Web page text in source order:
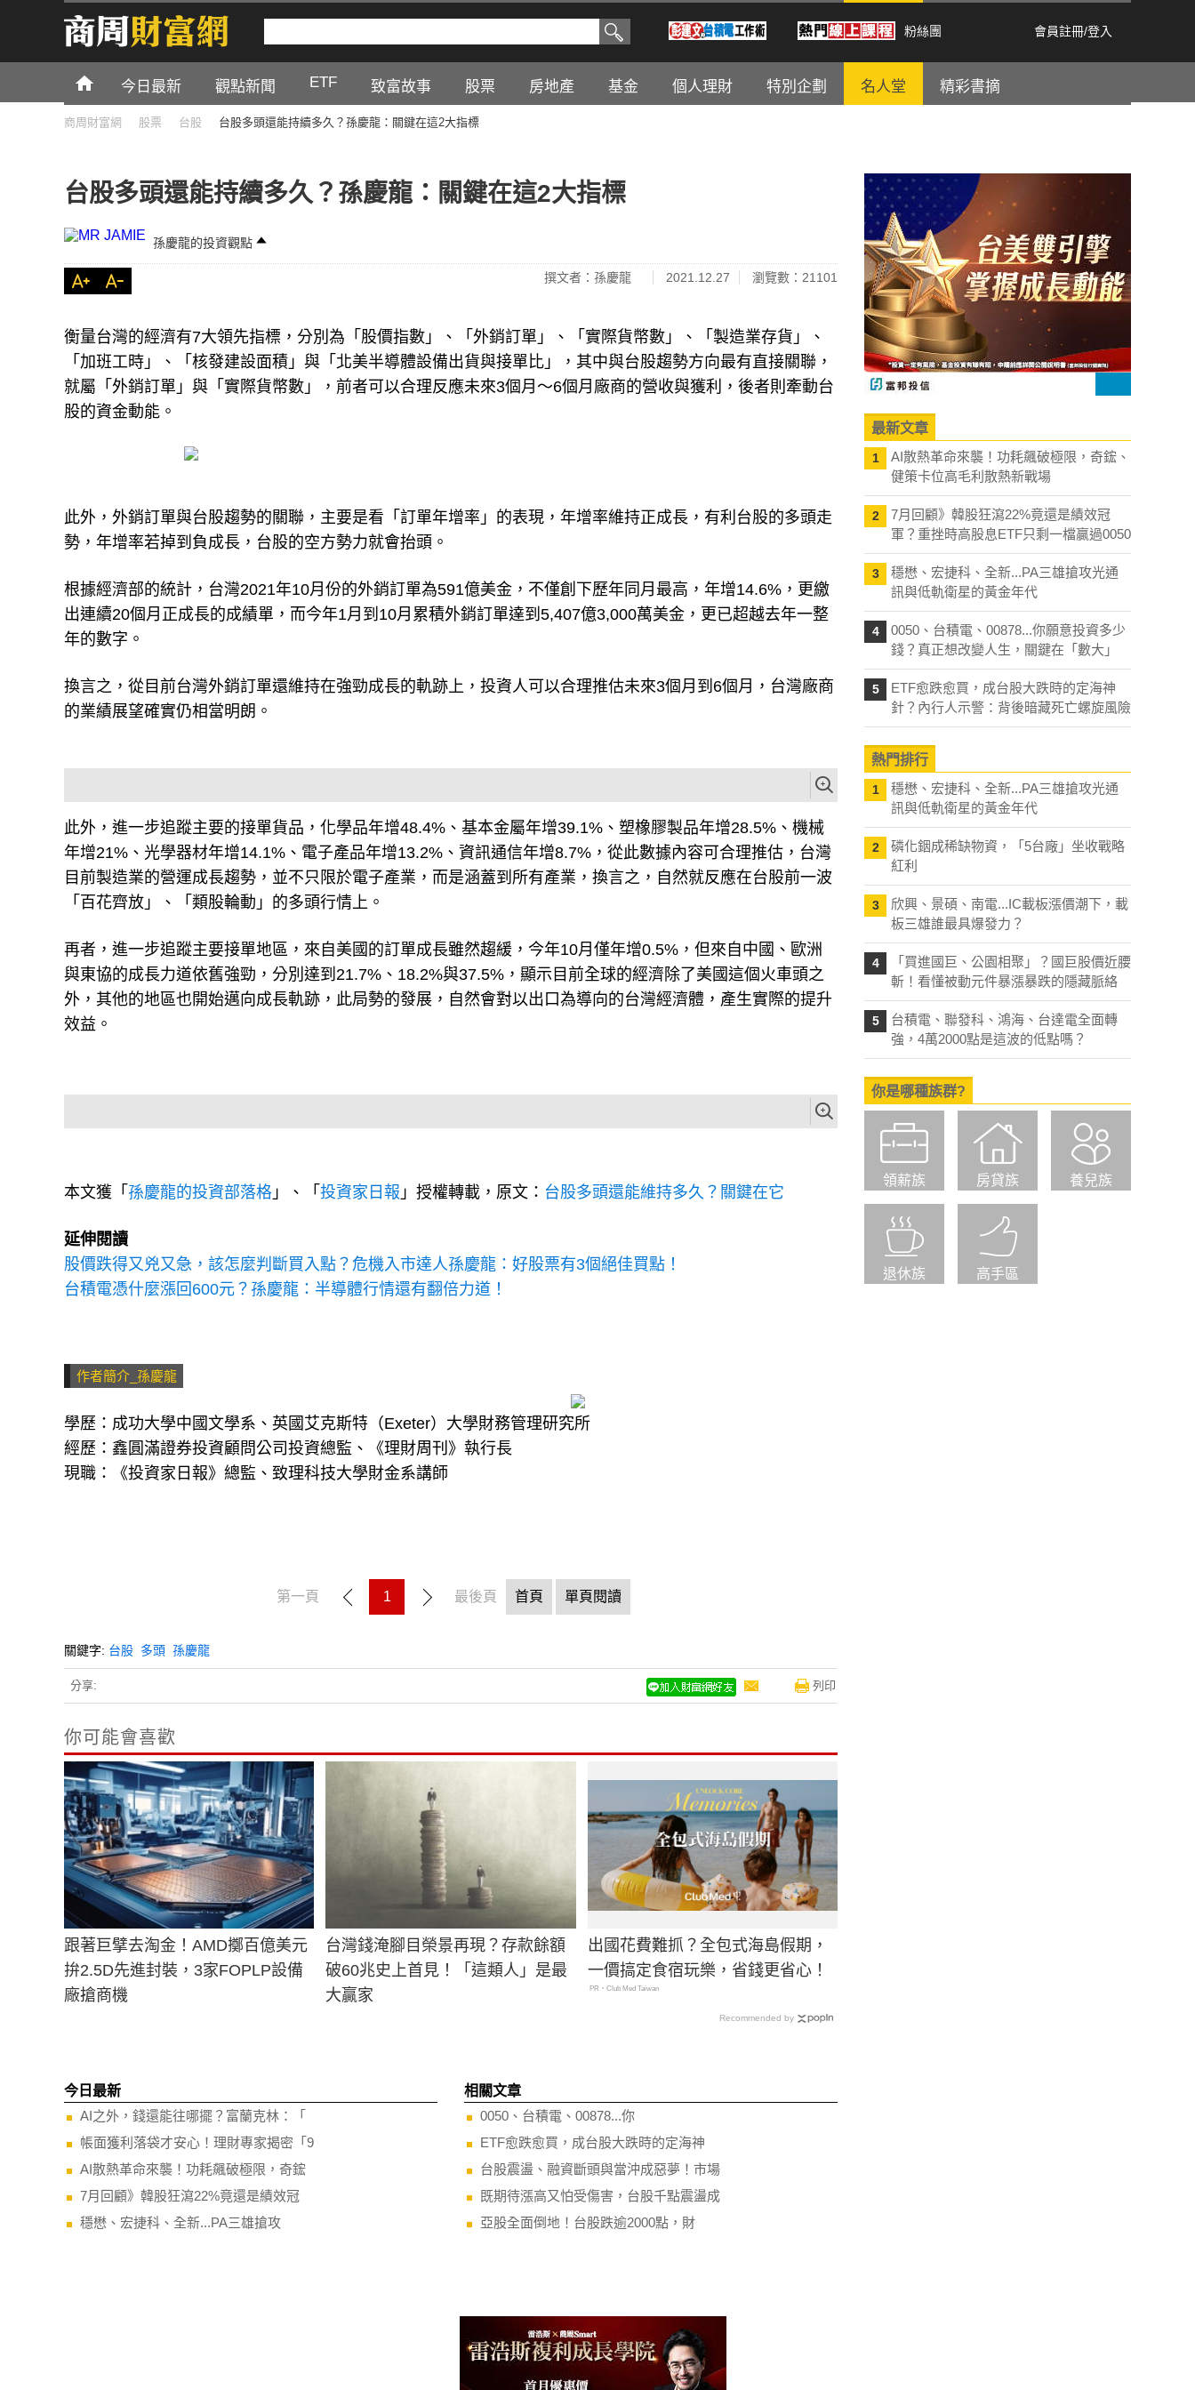
粉絲團 會員註冊/登入
今日最新 觀點新聞 ETF 致富故事 股票 房地產 基金 個人理財 特別企劃 名人堂 精彩書摘
商周財富網 股票 台股 台股多頭還能持續多久？孫慶龍：關鍵在這2大指標
台股多頭還能持續多久？孫慶龍：關鍵在這2大指標
孫慶龍的投資觀點
撰文者：孫慶龍 2021.12.27 瀏覽數：21101
衡量台灣的經濟有7大領先指標，分別為「股價指數」、「外銷訂單」、「實際貨幣數」、「製造業存貨」、
「加班工時」、「核發建設面積」與「北美半導體設備出貨與接單比」，其中與台股趨勢方向最有直接關聯，
就屬「外銷訂單」與「實際貨幣數」，前者可以合理反應未來3個月～6個月廠商的營收與獲利，後者則牽動台
股的資金動能。
此外，外銷訂單與台股趨勢的關聯，主要是看「訂單年增率」的表現，年增率維持正成長，有利台股的多頭走
勢，年增率若掉到負成長，台股的空方勢力就會抬頭。
根據經濟部的統計，台灣2021年10月份的外銷訂單為591億美金，不僅創下歷年同月最高，年增14.6%，更繳
出連續20個月正成長的成績單，而今年1月到10月累積外銷訂單達到5,407億3,000萬美金，更已超越去年一整
年的數字。
換言之，從目前台灣外銷訂單還維持在強勁成長的軌跡上，投資人可以合理推估未來3個月到6個月，台灣廠商
的業績展望確實仍相當明朗。
此外，進一步追蹤主要的接單貨品，化學品年增48.4%、基本金屬年增39.1%、塑橡膠製品年增28.5%、機械
年增21%、光學器材年增14.1%、電子產品年增13.2%、資訊通信年增8.7%，從此數據內容可合理推估，台灣
目前製造業的營運成長趨勢，並不只限於電子產業，而是涵蓋到所有產業，換言之，自然就反應在台股前一波
「百花齊放」、「類股輪動」的多頭行情上。
再者，進一步追蹤主要接單地區，來自美國的訂單成長雖然趨緩，今年10月僅年增0.5%，但來自中國、歐洲
與東協的成長力道依舊強勁，分別達到21.7%、18.2%與37.5%，顯示目前全球的經濟除了美國這個火車頭之
外，其他的地區也開始邁向成長軌跡，此局勢的發展，自然會對以出口為導向的台灣經濟體，產生實際的提升
效益。
本文獲「 孫慶龍的投資部落格 」、「 投資家日報 」授權轉載，原文： 台股多頭還能維持多久？關鍵在它
延伸閱讀
股價跌得又兇又急，該怎麼判斷買入點？危機入市達人孫慶龍：好股票有3個絕佳買點！
台積電憑什麼漲回600元？孫慶龍：半導體行情還有翻倍力道！
作者簡介_孫慶龍
學歷：成功大學中國文學系、英國艾克斯特（Exeter）大學財務管理研究所
經歷：鑫圓滿證券投資顧問公司投資總監、《理財周刊》執行長
現職：《投資家日報》總監、致理科技大學財金系講師
第一頁 1 最後頁 首頁 單頁閱讀
關鍵字: 台股 多頭 孫慶龍
分享: 列印
你可能會喜歡
跟著巨擘去淘金！AMD擲百億美元
拚2.5D先進封裝，3家FOPLP設備
廠搶商機
台灣錢淹腳目榮景再現？存款餘額
破60兆史上首見！「這類人」是最
大贏家
出國花費難抓？全包式海島假期，
一價搞定食宿玩樂，省錢更省心！
PR・Club Med Taiwan
Recommended by
今日最新
AI之外，錢還能往哪擺？富蘭克林：「
帳面獲利落袋才安心！理財專家揭密「9
AI散熱革命來襲！功耗飆破極限，奇鋐
7月回顧》韓股狂瀉22%竟還是績效冠
穩懋、宏捷科、全新...PA三雄搶攻
相關文章
0050、台積電、00878...你
ETF愈跌愈買，成台股大跌時的定海神
台股震盪、融資斷頭與當沖成惡夢！市場
既期待漲高又怕受傷害，台股千點震盪成
亞股全面倒地！台股跌逾2000點，財
最新文章
1
AI散熱革命來襲！功耗飆破極限，奇鋐、
健策卡位高毛利散熱新戰場
2
7月回顧》韓股狂瀉22%竟還是績效冠
軍？重挫時高股息ETF只剩一檔贏過0050
3
穩懋、宏捷科、全新...PA三雄搶攻光通
訊與低軌衛星的黃金年代
4
0050、台積電、00878...你願意投資多少
錢？真正想改變人生，關鍵在「數大」
5
ETF愈跌愈買，成台股大跌時的定海神
針？內行人示警：背後暗藏死亡螺旋風險
熱門排行
1
穩懋、宏捷科、全新...PA三雄搶攻光通
訊與低軌衛星的黃金年代
2
磷化銦成稀缺物資，「5台廠」坐收戰略
紅利
3
欣興、景碩、南電...IC載板漲價潮下，載
板三雄誰最具爆發力？
4
「買進國巨、公園相聚」？國巨股價近腰
斬！看懂被動元件暴漲暴跌的隱藏脈絡
5
台積電、聯發科、鴻海、台達電全面轉
強，4萬2000點是這波的低點嗎？
你是哪種族群?
領薪族 房貸族 養兒族
退休族 高手區